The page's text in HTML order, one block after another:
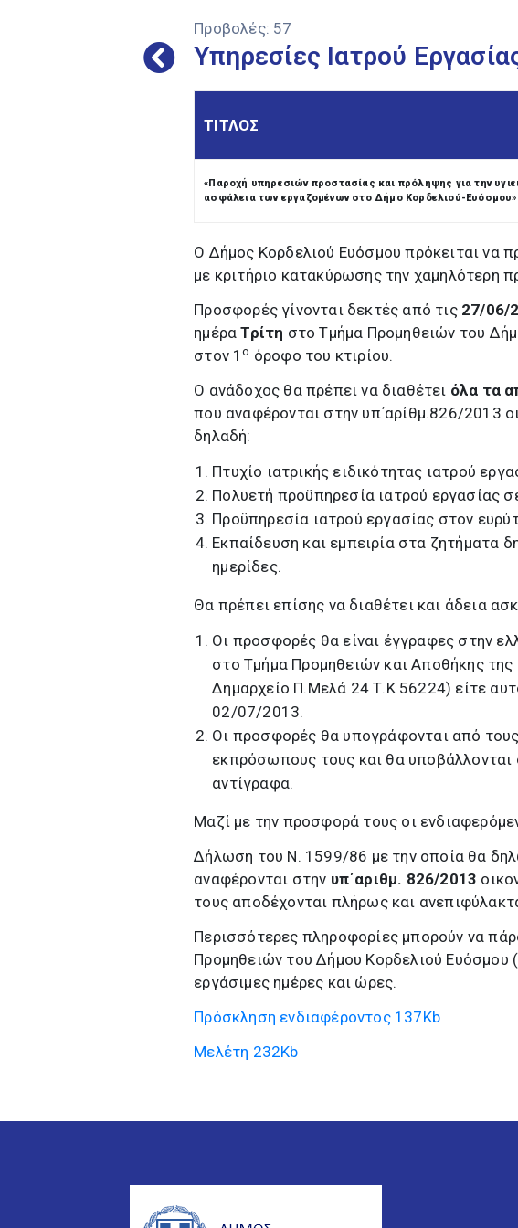
Προβολές: 57
Υπηρεσίες Ιατρού
ΤΙΤΛΟΣ
«Παροχή υπηρεσιών προστασίας και πρόληψης για την
ασφάλεια των εργαζομένων στο Δήμο Κορδελιού-Ευόσμου»
Ο Δήμος Κορδελιού Ευόσμου πρόκειται να
με κριτήριο κατακύρωσης την χαμηλότερη
Προσφορές γίνονται δεκτές από τις 27/06/
ημέραΤρίτη στο Τμήμα Προμηθειών του
στον 1ο όροφο του κτιρίου.
Ο ανάδοχος θα πρέπει να διαθέτει όλα τα
που αναφέρονται στην υπ΄αρίθμ.826/2013
δηλαδή:
Πτυχίο ιατρικής ειδικότητας ιατρού
Πολυετή προϋπηρεσία ιατρού εργασίας
Προϋπηρεσία ιατρού εργασίας στον
Εκπαίδευση και εμπειρία στα ζητήματα
ημερίδες.
Θα πρέπει επίσης να διαθέτει και άδεια
Οι προσφορές θα είναι έγγραφες στην
στο Τμήμα Προμηθειών και Αποθήκης της
Δημαρχείο Π.Μελά 24 Τ.Κ 56224) είτε
02/07/2013.
Οι προσφορές θα υπογράφονται από
εκπρόσωπους τους και θα
αντίγραφα.
Μαζί με την προσφορά τους οι
Δήλωση του Ν. 1599/86 με την οποία θα
αναφέρονται στην υπ΄αριθμ. 826/2013
τους αποδέχονται πλήρως και
Περισσότερες πληροφορίες μπορούν να
Προμηθειών του Δήμου Κορδελιού
εργάσιμες ημέρες και ώρες.
Πρόσκληση ενδιαφέροντος137Kb
Μελέτη 232Kb